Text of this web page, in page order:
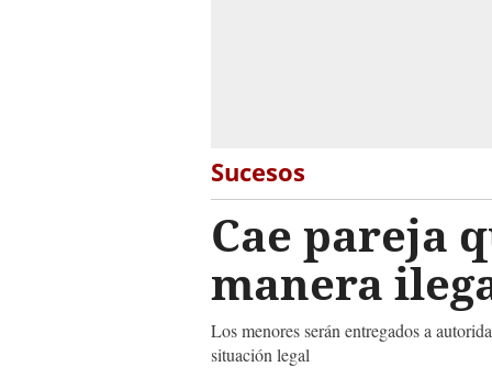
Sucesos
Cae pareja
manera
Los menores serán entregados a
situación legal